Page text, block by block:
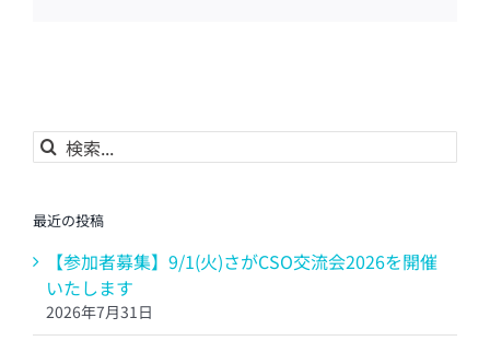
検
索
最近の投稿
【参加者募集】9/1(火)さがCSO交流会2026を開催
いたします
2026年7月31日